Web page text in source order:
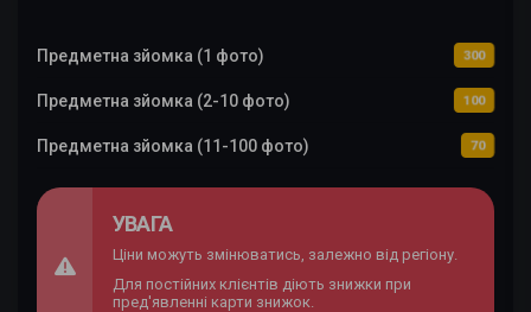
Предметна зйомка (1 фото) 300
Предметна зйомка (2-10 фото) 100
Предметна зйомка (11-100 фото) 70
УВАГА
Ціни можуть змінюватись, залежно від регіону.
Для постійних клієнтів діють знижки при
пред'явленні карти знижок.